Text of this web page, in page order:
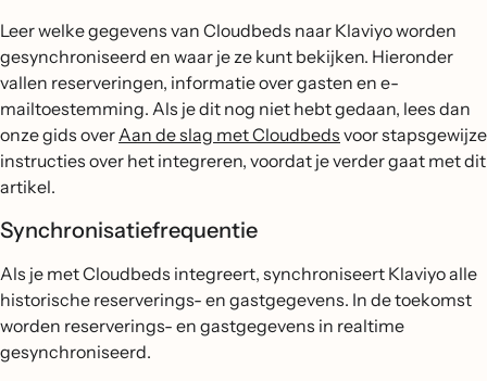
Leer welke gegevens van Cloudbeds naar Klaviyo worden
gesynchroniseerd en waar je ze kunt bekijken. Hieronder
vallen reserveringen, informatie over gasten en e-
mailtoestemming. Als je dit nog niet hebt gedaan, lees dan
onze gids overAan de slag met Cloudbeds voor stapsgewijze
instructies over het integreren, voordat je verder gaat met dit
artikel.
Synchronisatiefrequentie
Als je met Cloudbeds integreert, synchroniseert Klaviyo alle
historische reserverings- en gastgegevens. In de toekomst
worden reserverings- en gastgegevens in realtime
gesynchroniseerd.